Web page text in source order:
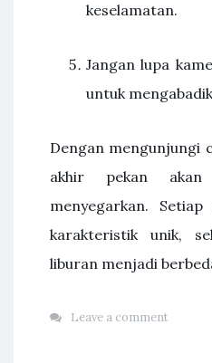
keselamatan.
Jangan lupa
untuk
Dengan mengunjungi
akhir pekan
menyegarkan.
karakteristik unik,
liburan menjadi
Leave a comment